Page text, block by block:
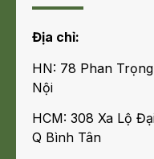
Địa chỉ:
HN: 78 Phan
Nội
HCM: 308 Xa Lộ
Q Bình Tân